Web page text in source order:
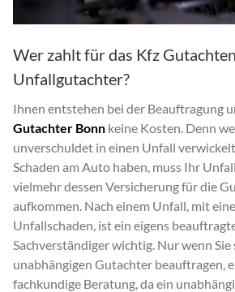
Wer zahlt für das Kfz
Unfallgutachter?
Ihnen entstehen bei der Beauftragung
Gutachter Bonnkeine Kosten. Denn
unverschuldet in einen Unfall
Schaden am Auto haben, muss Ihr
vielmehr dessen Versicherung für die
aufkommen. Nach einem Unfall, mit
Unfallschaden, ist ein eigens
Sachverständiger wichtig. Nur wenn Sie
unabhängigen Gutachter beauftragen,
fachkundige Beratung, da ein